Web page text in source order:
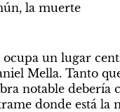
la muerte
un lugar
Mella. Tanto
notable debería
donde está la